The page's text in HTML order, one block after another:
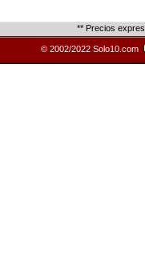
** Precios
© 2002/2022 Solo10.com